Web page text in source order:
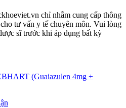
chỉ nhằm cung cấp thông
tư vấn y tế chuyên môn. Vui lòng
sĩ trước khi áp dụng bất kỳ
(Guaiazulen 4mg +